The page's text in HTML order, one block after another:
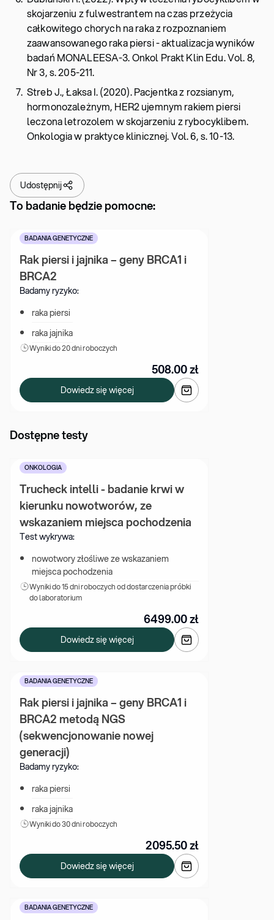
skojarzeniu z fulwestrantem na czas przeżycia
całkowitego chorych na raka z rozpoznaniem
zaawansowanego raka piersi - aktualizacja wyników
badań MONALEESA-3. Onkol Prakt Klin Edu. Vol. 8,
Nr 3, s. 205-211.
Streb J., Łaksa I. (2020). Pacjentka z rozsianym,
hormonozależnym, HER2 ujemnym rakiem piersi
leczona letrozolem w skojarzeniu z rybocyklibem.
Onkologia w praktyce klinicznej. Vol. 6, s. 10-13.
Udostępnij
To badanie będzie pomocne:
BADANIA GENETYCZNE
Rak piersi i jajnika – geny BRCA1 i
BRCA2
Badamy ryzyko:
raka piersi
raka jajnika
Wyniki do 20 dni roboczych
508.00zł
Dowiedz się więcej
Dostępne testy
ONKOLOGIA
Trucheck intelli - badanie krwi w
kierunku nowotworów, ze
wskazaniem miejsca pochodzenia
Test wykrywa:
nowotwory złośliwe ze wskazaniem
miejsca pochodzenia
Wyniki do 15 dni roboczych od dostarczenia próbki
do laboratorium
6499.00zł
Dowiedz się więcej
BADANIA GENETYCZNE
Rak piersi i jajnika – geny BRCA1 i
BRCA2 metodą NGS
(sekwencjonowanie nowej
generacji)
Badamy ryzyko:
raka piersi
raka jajnika
Wyniki do 30 dni roboczych
2095.50zł
Dowiedz się więcej
BADANIA GENETYCZNE